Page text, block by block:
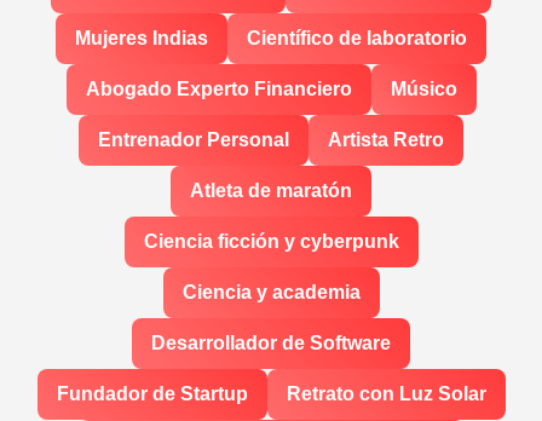
Mujeres Indias Científico de laboratorio
Abogado Experto Financiero Músico
Entrenador Personal Artista Retro
Atleta de maratón
Ciencia ficción y cyberpunk
Ciencia y academia
Desarrollador de Software
Fundador de Startup Retrato con Luz Solar